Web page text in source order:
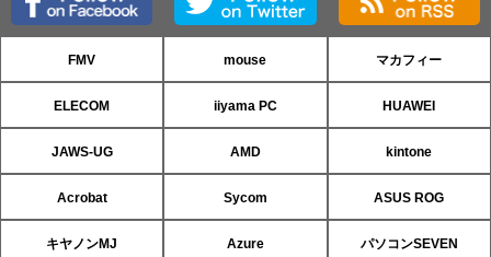
FMV mouse マカフィー
ELECOM iiyama PC HUAWEI
JAWS-UG AMD kintone
Acrobat Sycom ASUS ROG
キヤノンMJ Azure パソコンSEVEN